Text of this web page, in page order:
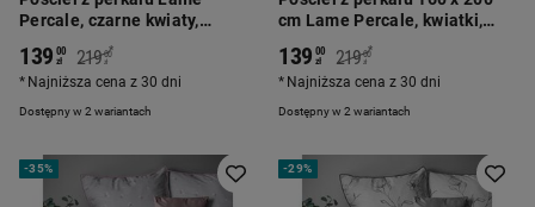
Percale, czarne kwiaty,
Dostępny w 2 wariantach
139 00
zł 219 00
zł
*
Najniższa cena z 30 dni
cm Lame Percale, kwiatki,
pudrowy róż
Dostępny w 2 wariantach
139 00
zł 219 00
zł
*
Najniższa cena z 30 dni
-35% -29%